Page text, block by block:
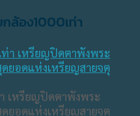
ล้อง1000เท่า
เหรียญปิดตาพังพระ
ยอดแห่งเหรียญสายจตุ